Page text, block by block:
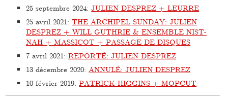
25 septembre 2024:JULIEN DESPREZ + LEURRE
25 avril 2021:THE ARCHIPEL SUNDAY: JULIEN
DESPREZ + WILL GUTHRIE & ENSEMBLE NIST-
NAH + MASSICOT + PASSAGE DE DISQUES
7 avril 2021:REPORTÉ: JULIEN DESPREZ
13 décembre 2020: ANNULÉ: JULIEN DESPREZ
10 février 2019:PATRICK HIGGINS + MOPCUT